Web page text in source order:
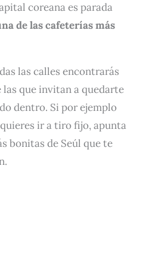
coreana es parada
de las cafeterías más
las calles encontrarás
que invitan a quedarte
dentro. Si por ejemplo
ir a tiro fijo, apunta
bonitas de Seúl que te